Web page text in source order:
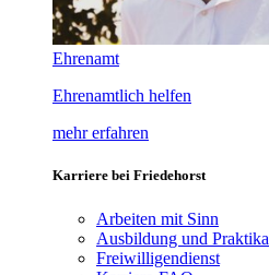
Ehrenamt
Ehrenamtlich helfen
mehr erfahren
Karriere bei Friedehorst
Arbeiten mit Sinn
Ausbildung und Praktika
Freiwilligendienst